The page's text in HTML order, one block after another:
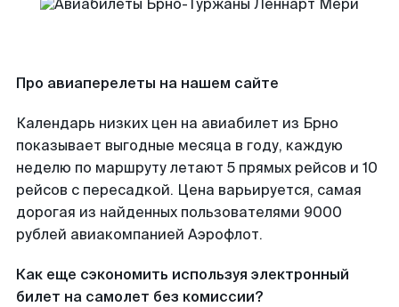
Про авиаперелеты на нашем сайте
Календарь низких цен на авиабилет из Брно
показывает выгодные месяца в году, каждую
неделю по маршруту летают 5 прямых рейсов и 10
рейсов с пересадкой. Цена варьируется, самая
дорогая из найденных пользователями 9000
рублей авиакомпанией Аэрофлот.
Как еще сэкономить используя электронный
билет на самолет без комиссии?